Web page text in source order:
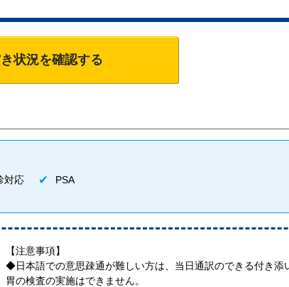
状況を確認する
対応 PSA
【注意事項】
◆日本語での意思疎通が難しい方は、当日通訳のできる付き添
胃の検査の実施はできません。